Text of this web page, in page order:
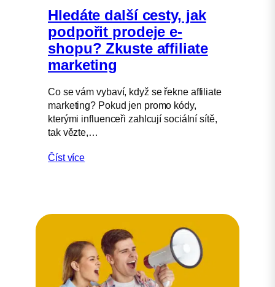
Hledáte další cesty, jak
podpořit prodeje e-
shopu? Zkuste affiliate
marketing
Co se vám vybaví, když se řekne affiliate
marketing? Pokud jen promo kódy,
kterými influenceři zahlcují sociální sítě,
tak vězte,…
Číst více